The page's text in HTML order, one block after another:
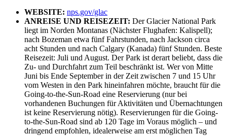
WEBSITE: nps.gov/glac
ANREISE UND REISEZEIT: Der Glacier National Park
liegt im Norden Montanas (Nächster Flughafen: Kalispell);
nach Bozeman etwa fünf Fahrstunden, nach Jackson circa
acht ­Stunden und nach Calgary (Kanada) fünf Stunden. Beste
Reisezeit: Juli und August. Der Park ist derart beliebt, dass die
Zu- und Durchfahrt zum Teil beschränkt ist. Wer von Mitte
Juni bis Ende September in der Zeit zwischen 7 und 15 Uhr
vom Westen in den Park hineinfahren möchte, braucht für die
Going-to-the-Sun-Road eine Reservierung (nur bei
vorhandenen Buchungen für Aktivitäten und Übernachtungen
ist keine Reservierung nötig). Reservierungen für die Going-
to-the-Sun-Road sind ab 120 Tage im Voraus möglich – und
dringend empfohlen, idealerweise am erst möglichen Tag